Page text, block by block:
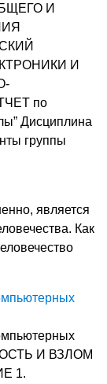
И
И
по
Дисциплина
группы
является
Как
И ВЗЛОМ
1.